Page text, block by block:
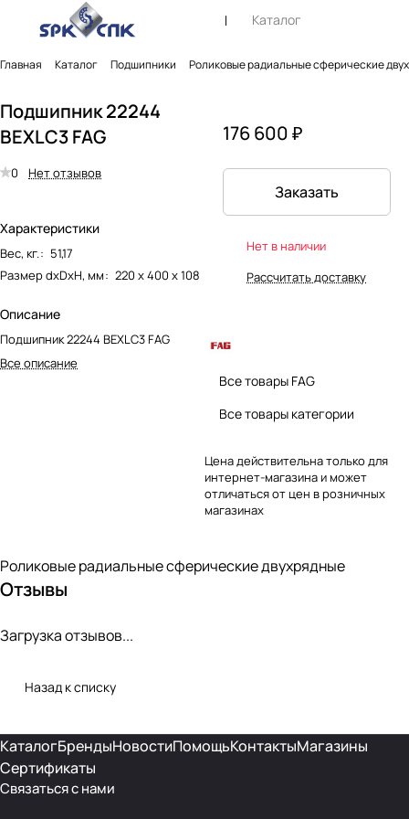
Каталог
Главная Каталог Подшипники Роликовые радиальные сферические
Подшипник 22244
BEXLC3 FAG
0 Нет отзывов
Характеристики
Вес, кг.: 51,17
Размер dxDxH, мм: 220 х 400 х 108
Описание
Подшипник 22244 BEXLC3 FAG
Все описание
176 600 ₽
Заказать
Нет в наличии
Рассчитать доставку
Все товары FAG
Все товары категории
Цена действительна только для
интернет-магазина и может
отличаться от цен в розничных
магазинах
Роликовые радиальные сферические двухрядные
Отзывы
Загрузка отзывов...
Назад к списку
КаталогБрендыНовостиПомощьКонтактыМагазины
Сертификаты
Связаться с нами